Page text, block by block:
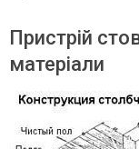
Пристрій
матеріали